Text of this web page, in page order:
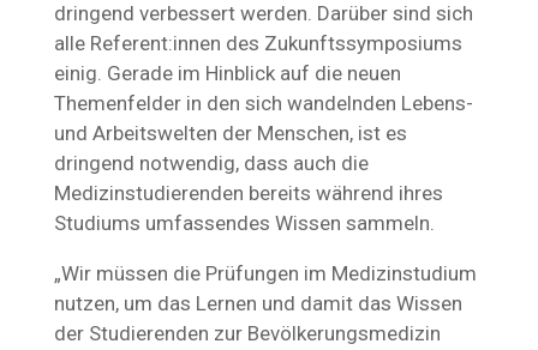
dringend verbessert werden. Darüber sind sich
alle Referent:innen des Zukunftssymposiums
einig. Gerade im Hinblick auf die neuen
Themenfelder in den sich wandelnden Lebens-
und Arbeitswelten der Menschen, ist es
dringend notwendig, dass auch die
Medizinstudierenden bereits während ihres
Studiums umfassendes Wissen sammeln.
„Wir müssen die Prüfungen im Medizinstudium
nutzen, um das Lernen und damit das Wissen
der Studierenden zur Bevölkerungsmedizin